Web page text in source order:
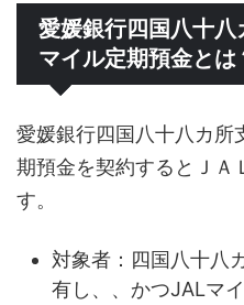
愛媛銀行四国八十
マイル定期預金とは
愛媛銀行四国八十八カ所
期預金を契約するとＪＡ
す。
対象者：四国八十八
有し、、かつJALマ